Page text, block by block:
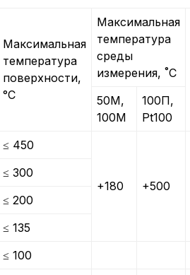
Максимальная
температура
поверхности,
°С
Максимальная
температура
среды
измерения, ˚С
50М,
100М
100П,
Pt100
≤ 450
+180 +500
≤ 300
≤ 200
≤ 135
≤ 100